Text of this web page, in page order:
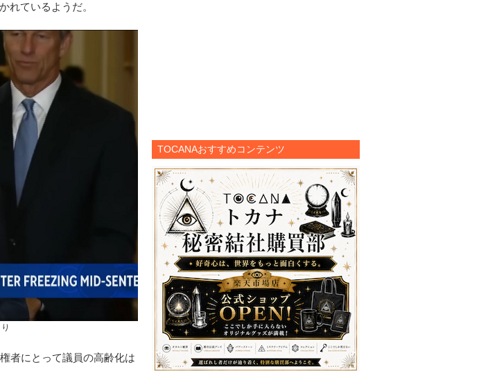
れているようだ。
者にとって議員の高齢化は
TOCANAおすすめコンテンツ